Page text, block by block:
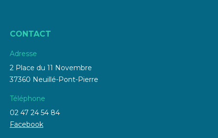
CONTACT
Adresse
2 Place du 11 Novembre
37360 Neuillé-Pont-Pierre
Téléphone
02 47 24 54 84
Facebook